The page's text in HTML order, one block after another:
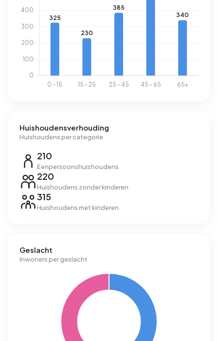
Energie
In Boornbergum zijn er 730 adressen met een
geregistreerd energielabel. De meest voorkomende
verbruikt een adres in Boornbergum 2.870 kWh aan
elektriciteit per jaar. Dit ligt 2% boven het landelijke
gemiddelde van 2.810 kWh. Met een jaarlijkse verbruik van
Huishoudensverhouding
Huishoudens per categorie
210
Eenpersoonshuishoudens
220
Huishoudens zonder kinderen
315
Huishoudens met kinderen
Geslacht
Inwoners per geslacht